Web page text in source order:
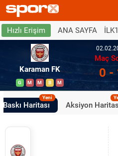
Hızlı Erişim ANA SAYFA
Karaman FK
G M M B M
Maç
0 -
Baskı Haritası
Yeni
Aksiyon